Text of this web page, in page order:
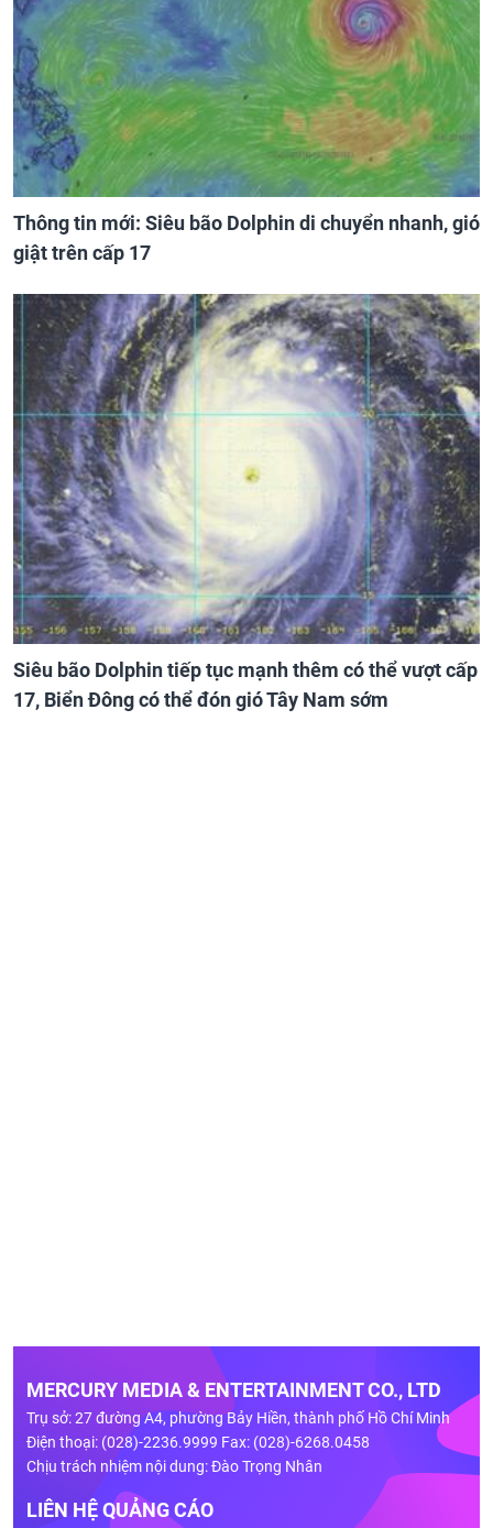
Thông tin mới: Siêu bão Dolphin di chuyển nhanh, gió
giật trên cấp 17
Siêu bão Dolphin tiếp tục mạnh thêm có thể vượt cấp
17, Biển Đông có thể đón gió Tây Nam sớm
MERCURY MEDIA & ENTERTAINMENT CO., LTD
Trụ sở: 27 đường A4, phường Bảy Hiền, thành phố Hồ Chí Minh
Điện thoại: (028)-2236.9999 Fax: (028)-6268.0458
Chịu trách nhiệm nội dung: Đào Trọng Nhân
LIÊN HỆ QUẢNG CÁO